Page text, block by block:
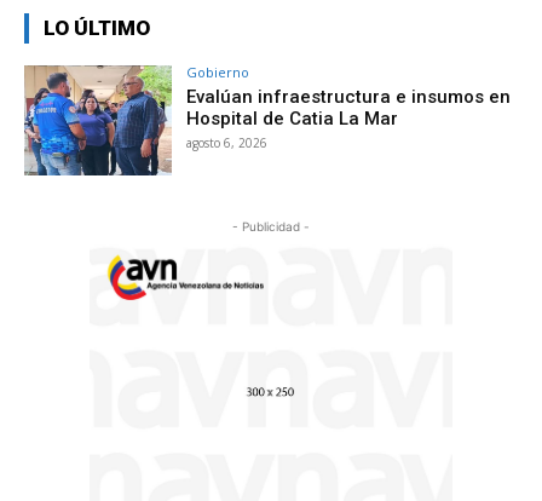
LO ÚLTIMO
Gobierno
Evalúan infraestructura e insumos en
Hospital de Catia La Mar
agosto 6, 2026
- Publicidad -